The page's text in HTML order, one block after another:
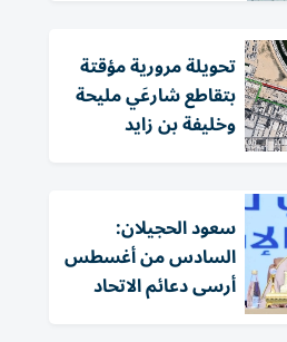
تحويلة مرورية مؤقتة
بتقاطع شارعَي مليحة
وخليفة بن زايد
سعود الحجيلان:
السادس من أغسطس
أرسى دعائم الاتحاد